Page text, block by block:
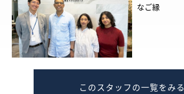
なご縁
このスタッフの一覧をみる